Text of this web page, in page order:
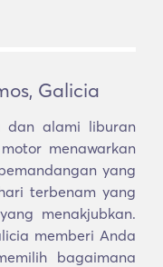
Galicia
dan alami liburan
menawarkan
yang
terbenam yang
menakjubkan.
memberi Anda
bagaimana